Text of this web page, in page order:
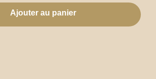
Ajouter au panier